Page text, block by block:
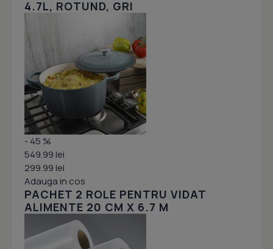
4.7L, ROTUND, GRI
- 45 %
549.99 lei
299.99 lei
Adauga in cos
PACHET 2 ROLE PENTRU VIDAT
ALIMENTE 20 CM X 6.7 M